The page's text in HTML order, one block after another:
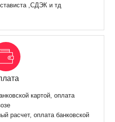
,СДЭК и тд
картой, оплата
расчет, оплата банковской